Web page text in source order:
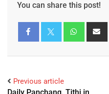
You can share this post!
Previous article